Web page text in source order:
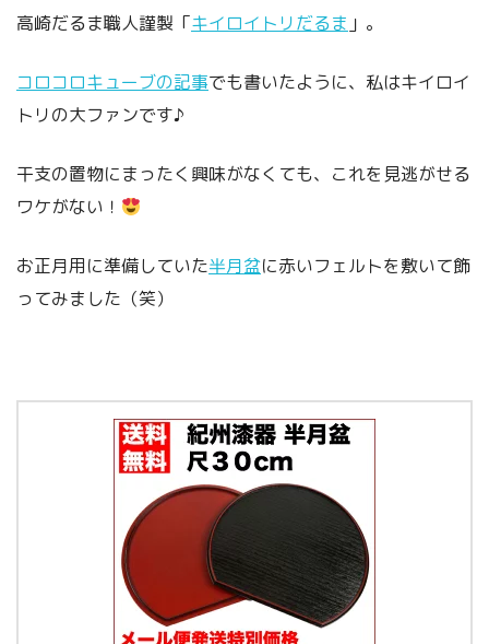
高崎だるま職人謹製「キイロイトリだるま 」。
コロコロキューブの記事でも書いたように、私はキイロイ
トリの大ファンです♪
干支の置物にまったく興味がなくても、これを見逃がせる
ワケがない！
お正月用に準備していた半月盆に赤いフェルトを敷いて飾
ってみました（笑）